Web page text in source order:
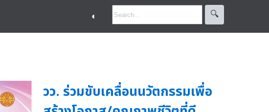
◐ 🔍︎
วว. ร่วมขับเคลื่อนนวัตกรรมเพื่อ